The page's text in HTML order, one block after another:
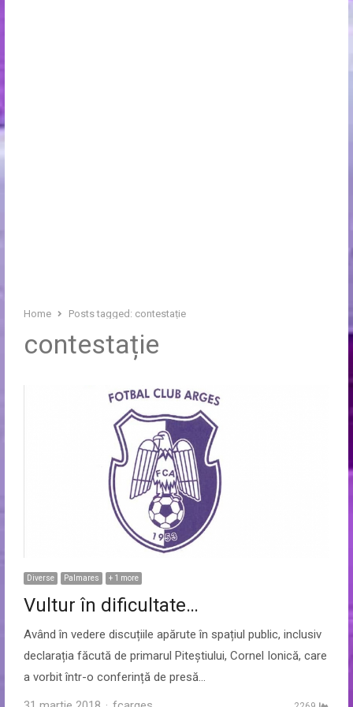
Home Posts tagged: contestație
contestație
Diverse Palmares + 1 more
Vultur în dificultate…
Având în vedere discuțiile apărute în spațiul public, inclusiv
declarația făcută de primarul Piteștiului, Cornel Ionică, care
a vorbit într-o conferință de presă…